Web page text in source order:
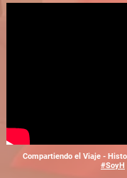
Compartiendo el Viaje -
#SoyH